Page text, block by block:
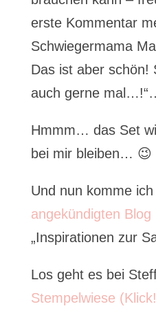
erste Kommentar
Schwiegermama
Das ist aber schön!
auch gerne
Hmmm… das Set
bei mir bleiben… 😉
Und nun komme
angekündigten Blog
„Inspirationen zur
Los geht es bei
Stempelwiese